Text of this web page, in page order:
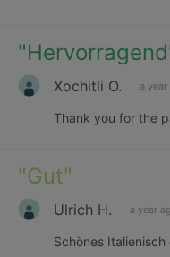
"Hervorragend
Xochitli O. a year
Thank you for the
"Gut"
Ulrich H. a year
Schönes